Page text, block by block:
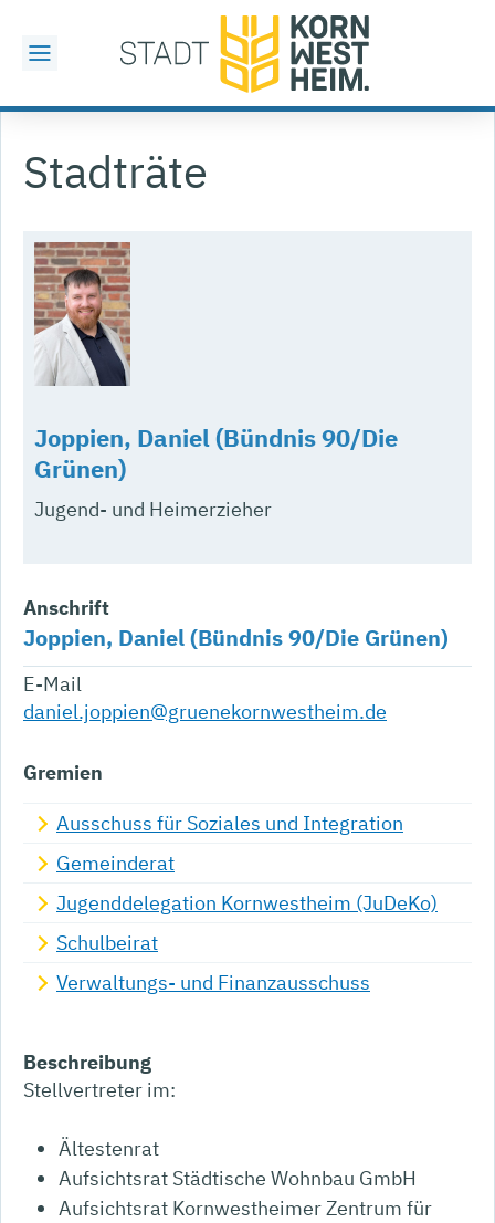
Stadträte
Joppien, Daniel (Bündnis 90/Die
Grünen)
Jugend- und Heimerzieher
Anschrift
Joppien, Daniel (Bündnis 90/Die Grünen)
E-Mail
daniel.joppien@gruenekornwestheim.de
Gremien
Ausschuss für Soziales und Integration
Gemeinderat
Jugenddelegation Kornwestheim (JuDeKo)
Schulbeirat
Verwaltungs- und Finanzausschuss
Beschreibung
Stellvertreter im:
Ältestenrat
Aufsichtsrat Städtische Wohnbau GmbH
Aufsichtsrat Kornwestheimer Zentrum für